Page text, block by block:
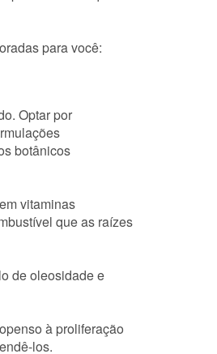
para você:
Optar por
botânicos
vitaminas
que as raízes
de oleosidade e
à proliferação
los.